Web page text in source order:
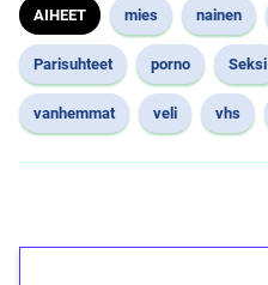
AIHEET mies nainen
Parisuhteet porno Seksi
vanhemmat veli vhs